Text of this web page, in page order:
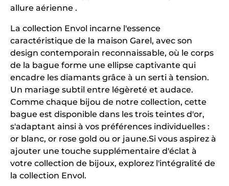
allure aérienne .
La collection Envol incarne l'essence
caractéristique de la maison Garel, avec son
design contemporain reconnaissable, où le corps
de la bague forme une ellipse captivante qui
encadre les diamants grâce à un serti à tension.
Un mariage subtil entre légèreté et audace.
Comme chaque bijou de notre collection, cette
bague est disponible dans les trois teintes d'or,
s'adaptant ainsi à vos préférences individuelles :
or blanc, or rose gold ou or jaune.Si vous aspirez à
ajouter une touche supplémentaire d'éclat à
votre collection de bijoux, explorez l'intégralité de
la collection Envol.